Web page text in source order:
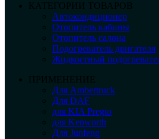
КАТЕГОРИИ ТОВАРОВ
Автокондиционер
Отопитель кабины
Отопитель салона
Подогреватель двигателя
Жидкостный
ПРИМЕНЕНИЕ
Для Ambertruck
Для DAF
для KIA Pregio
для Kenworth
Для Junfeng